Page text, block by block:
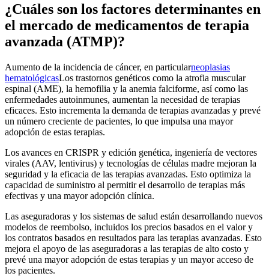
¿Cuáles son los factores determinantes en
el mercado de medicamentos de terapia
avanzada (ATMP)?
Aumento de la incidencia de cáncer, en particularneoplasias
hematológicasLos trastornos genéticos como la atrofia muscular
espinal (AME), la hemofilia y la anemia falciforme, así como las
enfermedades autoinmunes, aumentan la necesidad de terapias
eficaces. Esto incrementa la demanda de terapias avanzadas y prevé
un número creciente de pacientes, lo que impulsa una mayor
adopción de estas terapias.
Los avances en CRISPR y edición genética, ingeniería de vectores
virales (AAV, lentivirus) y tecnologías de células madre mejoran la
seguridad y la eficacia de las terapias avanzadas. Esto optimiza la
capacidad de suministro al permitir el desarrollo de terapias más
efectivas y una mayor adopción clínica.
Las aseguradoras y los sistemas de salud están desarrollando nuevos
modelos de reembolso, incluidos los precios basados ​​en el valor y
los contratos basados ​​en resultados para las terapias avanzadas. Esto
mejora el apoyo de las aseguradoras a las terapias de alto costo y
prevé una mayor adopción de estas terapias y un mayor acceso de
los pacientes.